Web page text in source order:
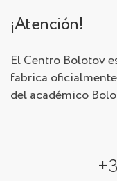
¡Atención!
El Centro Bolotov
fabrica
del académico